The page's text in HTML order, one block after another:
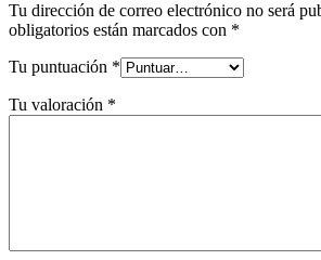
Tu dirección de correo electrónico no será
obligatorios están marcados con *
Tu puntuación *
Tu valoración *